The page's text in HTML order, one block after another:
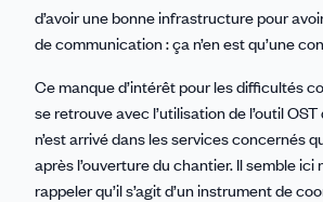
d’avoir une bonne infrastructure pour
de communication : ça n’en est qu’une
Ce manque d’intérêt pour les difficultés
se retrouve avec l’utilisation de l’outil
n’est arrivé dans les services concernés
après l’ouverture du chantier. Il semble ici
rappeler qu’il s’agit d’un instrument de